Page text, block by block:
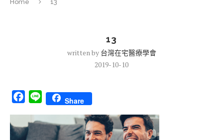
Home 13
13
written by 台灣在宅醫療學會
2019-10-10
Facebook
Line Share